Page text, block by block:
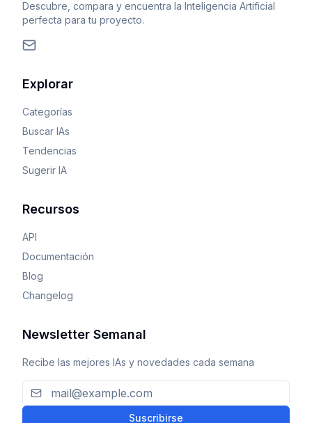
Descubre, compara y encuentra la Inteligencia Artificial
perfecta para tu proyecto.
Explorar
Categorías
Buscar IAs
Tendencias
Sugerir IA
Recursos
API
Documentación
Blog
Changelog
Newsletter Semanal
Recibe las mejores IAs y novedades cada semana
Suscribirse